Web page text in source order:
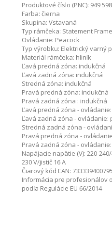
Produktové číslo (PNC): 949
Farba: čierna
Skupina: Vstavaná
Typ rámčeka: Statement Frame
Ovládanie: Peacock
Typ výrobku: Elektrický varný
Materiál rámčeka: hliník
Ľavá predná zóna: indukčná
Ľavá zadná zóna: indukčná
Stredná zóna: indukčná
Pravá predná zóna: indukčná
Pravá zadná zóna : indukčná
Ľavá predná zóna - ovládanie:
Ľavá zadná zóna - ovládanie:
Stredná zadná zóna -
Pravá predná zóna -
Pravá zadná zóna - ovládanie:
Napájacie napätie (V): 220-
230 V/jistič 16 A
Čiarový kód EAN:
Informácia pre profesionálov
podľa Regulácie EU 66/2014